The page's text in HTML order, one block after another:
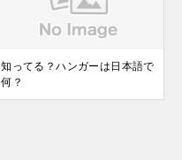
知ってる？ハンガーは日本語で
何？